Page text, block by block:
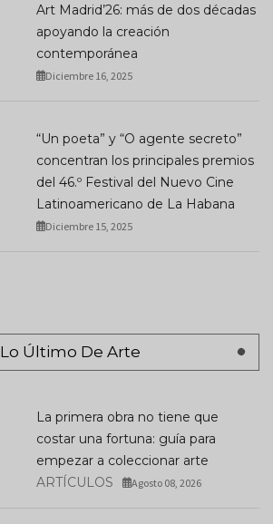
Art Madrid’26: más de dos décadas
apoyando la creación
contemporánea
Diciembre 16, 2025
“Un poeta” y “O agente secreto”
concentran los principales premios
del 46.º Festival del Nuevo Cine
Latinoamericano de La Habana
Diciembre 15, 2025
Lo Último De Arte
La primera obra no tiene que
costar una fortuna: guía para
empezar a coleccionar arte
ARTÍCULOS
Agosto 08, 2026